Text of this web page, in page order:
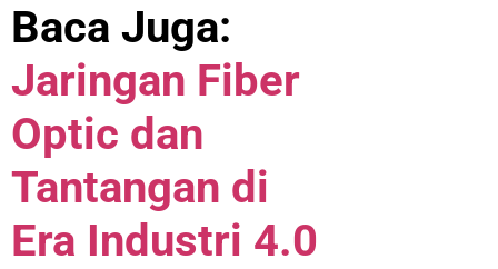
Baca Juga:
Jaringan Fiber
Optic dan
Tantangan di
Era Industri 4.0